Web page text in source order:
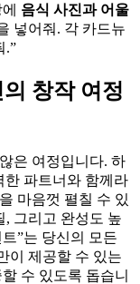
음식 사진과 어울
넣어줘. 각 카드뉴
.”
창작 여정
은 여정입니다. 하
한 파트너와 함께라
마음껏 펼칠 수 있
, 그리고 완성도 높
”는 당신의 모든
이 제공할 수 있는
수 있도록 돕습니